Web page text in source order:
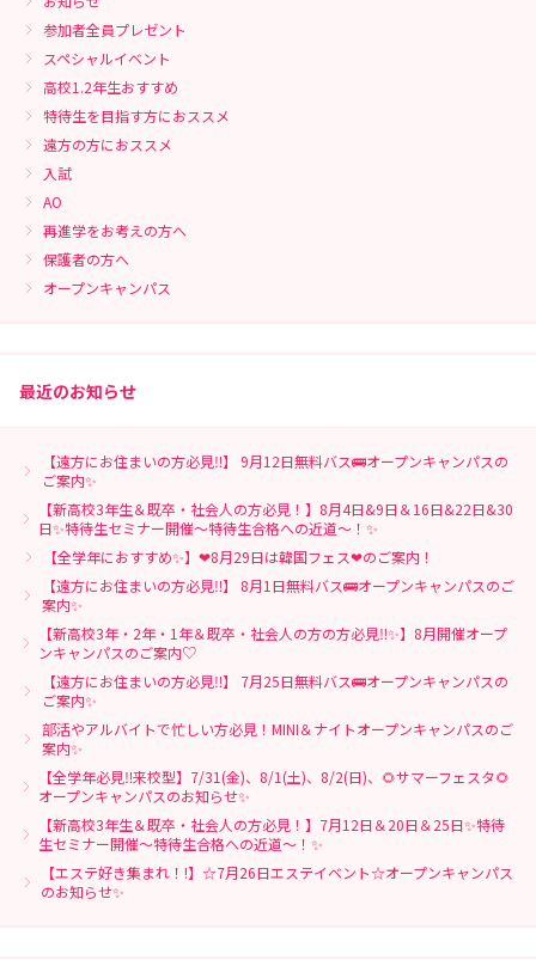
参加者全員プレゼント
スペシャルイベント
高校1.2年生おすすめ
特待生を目指す方におススメ
遠方の方におススメ
入試
AO
再進学をお考えの方へ
保護者の方へ
オープンキャンパス
最近のお知らせ
【遠方にお住まいの方必見‼】 9月12日無料バス🚌オープンキャンパスの
ご案内✨
【新高校3年生＆既卒・社会人の方必見！】8月4日&9日＆16日&22日&30
日✨特待生セミナー開催～特待生合格への近道～！✨
【全学年におすすめ✨】❤8月29日は韓国フェス❤のご案内！
【遠方にお住まいの方必見‼】 8月1日無料バス🚌オープンキャンパスのご
案内✨
【新高校3年・2年・1年＆既卒・社会人の方の方必見‼✨】8月開催オープ
ンキャンパスのご案内♡
【遠方にお住まいの方必見‼】 7月25日無料バス🚌オープンキャンパスの
ご案内✨
部活やアルバイトで忙しい方必見！MINI＆ナイトオープンキャンパスのご
案内✨
【全学年必見‼来校型】7/31(金)、8/1(土)、8/2(日)、🌻サマーフェスタ🌻
オープンキャンパスのお知らせ✨
【新高校3年生＆既卒・社会人の方必見！】7月12日＆20日＆25日✨特待
生セミナー開催～特待生合格への近道～！✨
【エステ好き集まれ！!】☆7月26日エステイベント☆オープンキャンパス
のお知らせ✨